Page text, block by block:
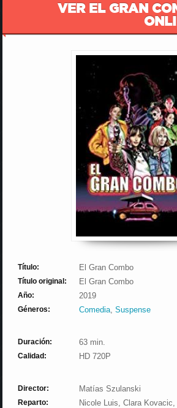
VER EL GRAN
Título: El Gran Combo
Título original: El Gran Combo
Año: 2019
Géneros: Comedia,Suspense
Duración: 63 min.
Calidad: HD 720P
Director: Matías Szulanski
Reparto: Nicole Luis, Clara